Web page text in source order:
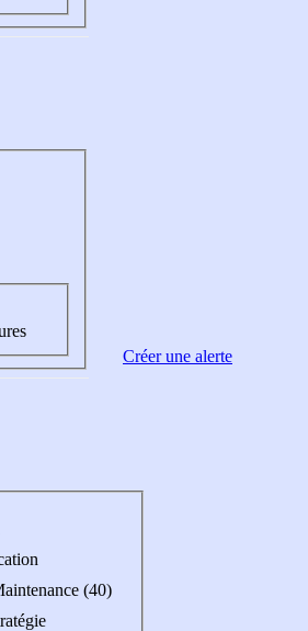
(40)
Créer une alerte